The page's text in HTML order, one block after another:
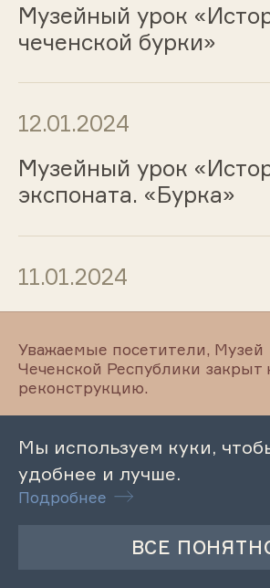
Музейный урок
чеченской бурки»
12.01.2024
Музейный урок
экспоната. «Бурка»
11.01.2024
Музейный урок
ремесла чеченцев в
средневековье»
11.01.2024
Акция к
Уважаемые посетители, Музей
Чеченской Республики закрыт
реконструкцию.
Мы используем куки,
удобнее и лучше.
Подробнее